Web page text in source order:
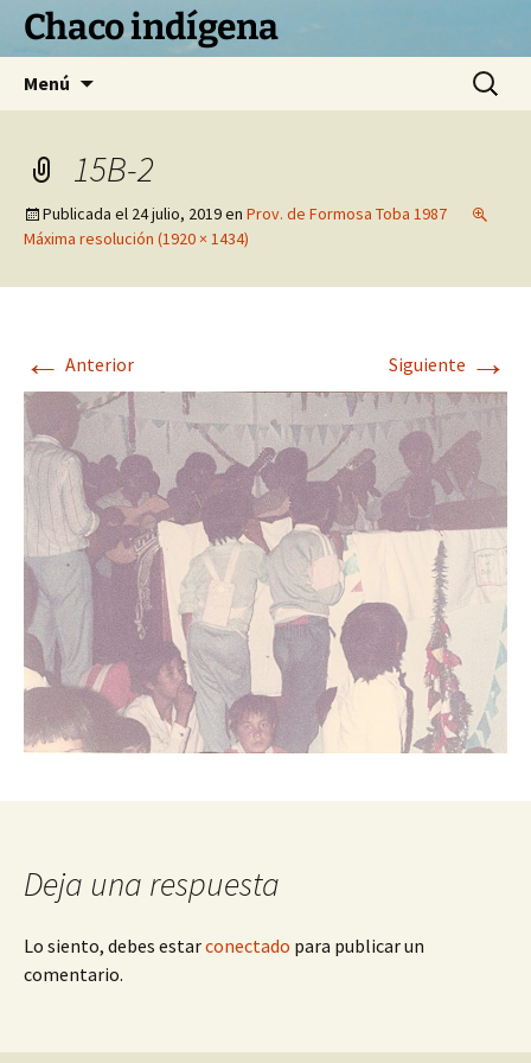
Chaco indígena
Menú Buscar:
15B-2
Publicada el 24 julio, 2019en Prov. de Formosa Toba 1987
Máxima resolución (1920 × 1434)
← Anterior Siguiente →
Deja una respuesta
Lo siento, debes estarconectado para publicar un
comentario.